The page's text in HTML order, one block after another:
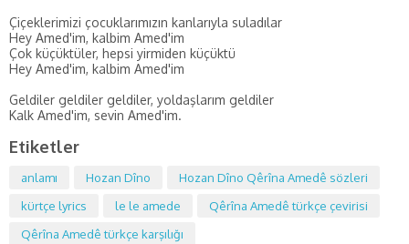
Çiçeklerimizi çocuklarımızın kanlarıyla suladılar
Hey Amed'im, kalbim Amed'im
Çok küçüktüler, hepsi yirmiden küçüktü
Hey Amed'im, kalbim Amed'im
Geldiler geldiler geldiler, yoldaşlarım geldiler
Kalk Amed'im, sevin Amed'im.
Etiketler
anlamı Hozan Dîno
Hozan Dîno Qêrîna Amedê sözleri
kürtçe lyrics
le le amede
Qêrîna Amedê türkçe çevirisi
Qêrîna Amedê türkçe karşılığı